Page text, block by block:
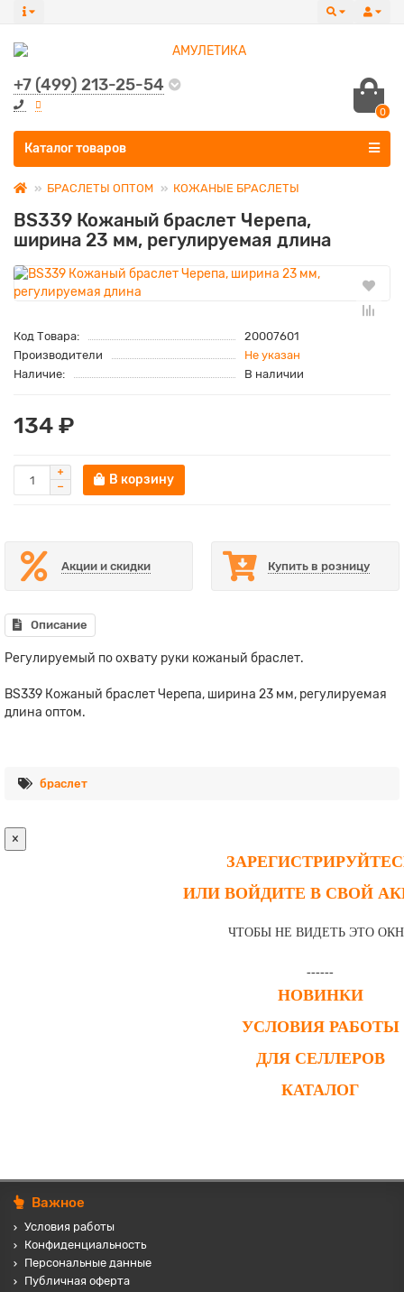
+7 (499) 213-25-54
0
Все категории
Каталог товаров
БРАСЛЕТЫ ОПТОМ КОЖАНЫЕ БРАСЛЕТЫ
BS339 Кожаный браслет Черепа,
ширина 23 мм, регулируемая длина
Код Товара:
20007601
Производители
Не указан
Наличие:
В наличии
134 ₽
В корзину
Акции и скидки Купить в розницу
Описание
Регулируемый по охвату руки кожаный браслет.
BS339 Кожаный браслет Черепа, ширина 23 мм, регулируемая
длина оптом.
браслет
×
ИЛИ ВОЙДИТЕ В СВОЙ
ЧТОБЫ НЕ ВИДЕТЬ ЭТО
------
НОВИНКИ
УСЛОВИЯ РАБОТЫ
ДЛЯ СЕЛЛЕРОВ
КАТАЛОГ
Важное
Условия работы
Конфиденциальность
Персональные данные
Публичная оферта